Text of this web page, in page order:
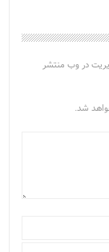
در وب منتشر
شد.